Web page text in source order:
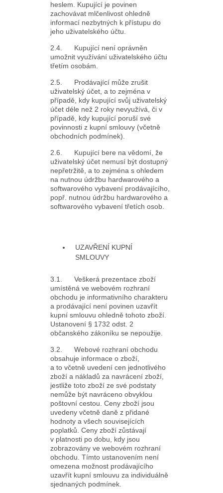
heslem. Kupující je povinen
zachovávat mlčenlivost ohledně
informací nezbytných k přístupu do
jeho uživatelského účtu.
2.4. Kupující není oprávněn
umožnit využívání uživatelského účtu
třetím osobám.
2.5. Prodávající může zrušit
uživatelský účet, a to zejména v
případě, kdy kupující svůj uživatelský
účet déle než 2 roky nevyužívá, či v
případě, kdy kupující poruší své
povinnosti z kupní smlouvy (včetně
obchodních podmínek).
2.6. Kupující bere na vědomí, že
uživatelský účet nemusí být dostupný
nepřetržitě, a to zejména s ohledem
na nutnou údržbu hardwarového a
softwarového vybavení prodávajícího,
popř. nutnou údržbu hardwarového a
softwarového vybavení třetích osob.
UZAVŘENÍ KUPNÍ
SMLOUVY
3.1. Veškerá prezentace zboží
umístěná ve webovém rozhraní
obchodu je informativního charakteru
a prodávající není povinen uzavřít
kupní smlouvu ohledně tohoto zboží.
Ustanovení § 1732 odst. 2
občanského zákoníku se nepoužije.
3.2. Webové rozhraní obchodu
obsahuje informace o zboží,
a to včetně uvedení cen jednotlivého
zboží a nákladů za navrácení zboží,
jestliže toto zboží ze své podstaty
nemůže být navráceno obvyklou
poštovní cestou. Ceny zboží jsou
uvedeny včetně daně z přidané
hodnoty a všech souvisejících
poplatků. Ceny zboží zůstávají
v platnosti po dobu, kdy jsou
zobrazovány ve webovém rozhraní
obchodu. Tímto ustanovením není
omezena možnost prodávajícího
uzavřít kupní smlouvu za individuálně
sjednaných podmínek.